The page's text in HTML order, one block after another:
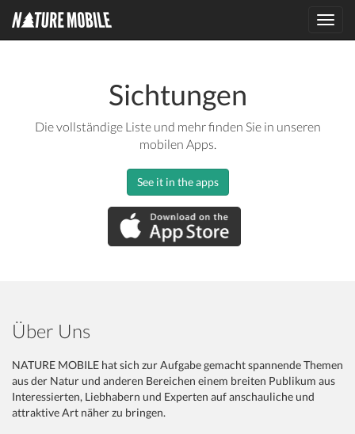
Sichtungen
Die vollständige Liste und mehr finden Sie in unseren
mobilen Apps.
See it in the apps
Über Uns
NATURE MOBILE hat sich zur Aufgabe gemacht spannende Themen
aus der Natur und anderen Bereichen einem breiten Publikum aus
Interessierten, Liebhabern und Experten auf anschauliche und
attraktive Art näher zu bringen.